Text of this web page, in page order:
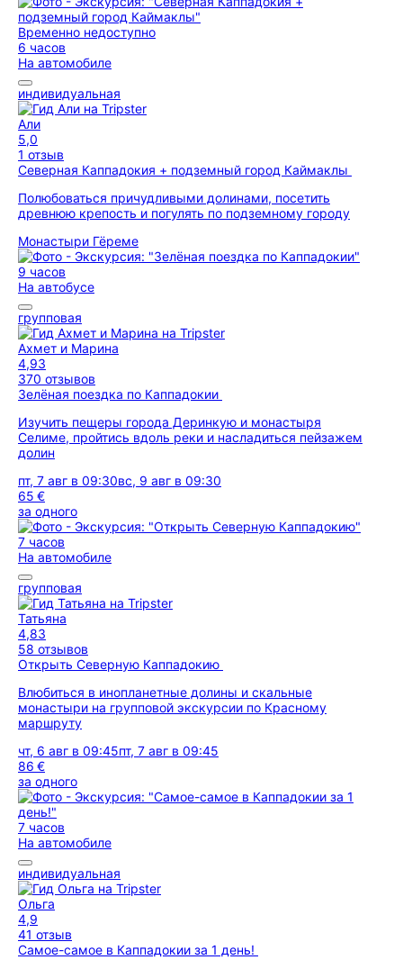
Временно недоступно
6 часов
На автомобиле
индивидуальная
Али
5,0
1 отзыв
Северная Каппадокия + подземный город Каймаклы
Полюбоваться причудливыми долинами, посетить
древнюю крепость и погулять по подземному городу
Монастыри Гёреме
9 часов
На автобусе
групповая
Ахмет и Марина
4,93
370 отзывов
Зелёная поездка по Каппадокии
Изучить пещеры города Деринкую и монастыря
Селиме, пройтись вдоль реки и насладиться пейзажем
долин
пт, 7 авг в 09:30вс, 9 авг в 09:30
65 €
за одного
7 часов
На автомобиле
групповая
Татьяна
4,83
58 отзывов
Открыть Северную Каппадокию
Влюбиться в инопланетные долины и скальные
монастыри на групповой экскурсии по Красному
маршруту
чт, 6 авг в 09:45пт, 7 авг в 09:45
86 €
за одного
7 часов
На автомобиле
индивидуальная
Ольга
4,9
41 отзыв
Самое-самое в Каппадокии за 1 день!